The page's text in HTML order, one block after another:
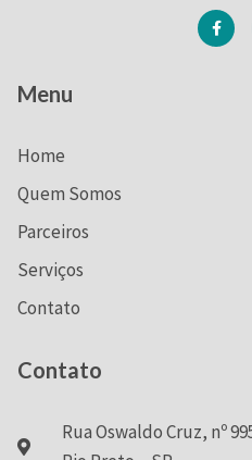
Menu
Home
Quem Somos
Parceiros
Serviços
Contato
Contato
Rua Oswaldo Cruz, nº